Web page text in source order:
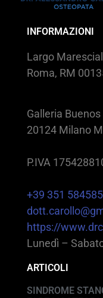
INFORMAZIONI
Largo
Roma, RM
Galleria
20124 Milano
P.IVA
+39 351
https://
Lunedì –
ARTICOLI
SINDROME